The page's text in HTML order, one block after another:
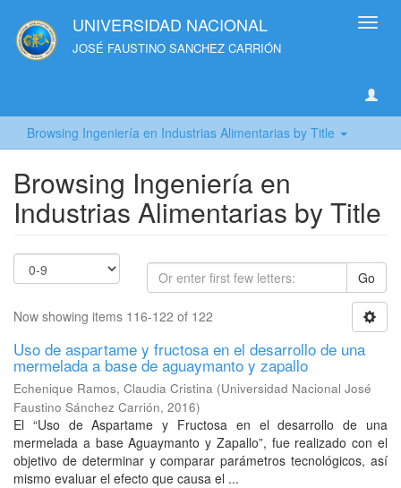
UNIVERSIDAD NACIONAL
JOSÉ FAUSTINO SANCHEZ CARRIÓN
Browsing Ingeniería en Industrias Alimentarias by Title
Browsing Ingeniería en
Industrias Alimentarias by Title
Go
Now showing items 116-122 of 122
Uso de aspartame y fructosa en el desarrollo de una
mermelada a base de aguaymanto y zapallo
Echenique Ramos, Claudia Cristina (Universidad Nacional José
Faustino Sánchez Carrión, 2016)
El “Uso de Aspartame y Fructosa en el desarrollo de una
mermelada a base Aguaymanto y Zapallo”, fue realizado con el
objetivo de determinar y comparar parámetros tecnológicos, así
mismo evaluar el efecto que causa el ...